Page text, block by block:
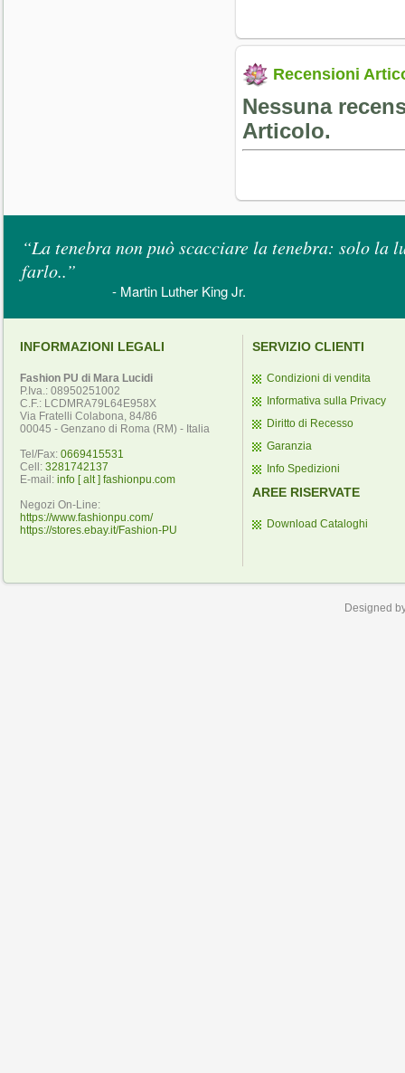
Recensioni
Nessuna
Articolo.
“La tenebra non può scacciare la tenebra: solo la
farlo..”
- Martin Luther King Jr.
INFORMAZIONI LEGALI
Fashion PU di Mara Lucidi
P.Iva.: 08950251002
C.F.: LCDMRA79L64E958X
Via Fratelli Colabona, 84/86
00045 - Genzano di Roma (RM) - Italia
Tel/Fax: 0669415531
Cell: 3281742137
E-mail: info [ alt ] fashionpu.com
Negozi On-Line:
https://www.fashionpu.com/
https://stores.ebay.it/Fashion-PU
SERVIZIO CLIENTI
Condizioni di vendita
Informativa sulla Privacy
Diritto di Recesso
Garanzia
Info Spedizioni
AREE RISERVATE
Download Cataloghi
Designed